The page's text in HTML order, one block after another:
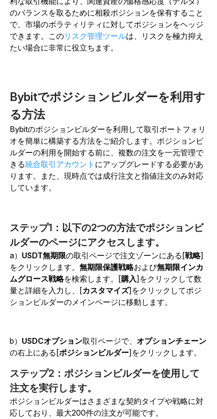
のバランスを取るために相殺ポジションを保有すること
で、市場のボラティリティに対してポジションをヘッジ
できます。このリスク管理ツールは、リスクを極力抑え
たい場合に非常に役立ちます。
Bybitでポジションビルダーを利用す
る方法
Bybitのポジションビルダーを利用して取引ポートフォリ
オを簡単に構築する方法をご紹介します。ポジションビ
ルダーの利用を開始する前に、複数の注文を一元管理で
きる統合取引アカウント にアップグレードする必要があ
ります。また、現時点では成行注文と指値注文のみ対応
しています。
ステップ1：以下の2つの方法でポジションビ
ルダーのページにアクセスします。
a） USDT無期限の取引ページで注文ゾーンにある[戦略]
をクリックします。 無期限保護戦略および無期限インカ
ムグロース戦略を検索します。[購入]をクリックして数
量と詳細を入力し、[カスタマイズ]をクリックしてポジ
ションビルダーのメインページに移動します。
b） USDCオプション取引ページで、 オプションチェーン
の右上にある[ポジションビルダー]をクリックします。
ステップ2：ポジションビルダーを使用して
注文を実行します。
ポジションビルダーはさまざまな契約タイプや戦略に対
応しており、最大200件の注文が可能です。